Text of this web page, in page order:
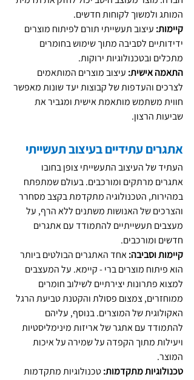
המותג ולמשוך לקוחות חדשים.
קיימות: עיצוב תעשייתי תורם לפיתוח מוצרים
ידידותיים לסביבה מתוך שימוש בחומרים
מתכלים ובטכנולוגיות ירוקות.
התאמה אישית: עיצוב מוצרים המותאמים
לצרכים והעדפות של קבוצות יעד שונות מאפשר
חווית משתמש מותאמת אישית ומגביר את
שביעות הרצון.
אתגרים עתידיים בעיצוב תעשייתי
העתיד של העיצוב התעשייתי צופן בחובו
אתגרים מרתקים ומורכבים. בעולם שמתפתח
במהירות, הטכנולוגיה מתקדמת בקצב מסחרר
והצרכים של האנושות משתנים ללא הרף, על
מעצבים תעשייתיים להתמודד עם אתגרים
חדשים ומורכבים.
קיימות וסביבה: אחד האתגרים הבולטים ביותר
הוא פיתוח מוצרים ברי - קיימא. על המעצבים
למצוא פתרונות יצירתיים לשילוב חומרים
ממוחזרים, צמצום פסולת והקטנת טביעת הרגל
האקולוגית של המוצרים. בנוסף, עליהם
להתמודד עם אתגר של אריזות מינימליסטיות
ויעילות מתוך הקפדה על שמירה על איכות
המוצר.
טכנולוגיות מתקדמות: טכנולוגיות מתקדמות